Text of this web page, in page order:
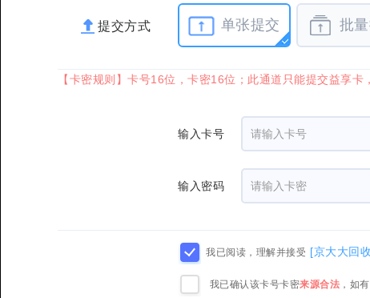
提交方式 单张提交 批
【卡密规则】卡号16位，卡密16位；此通道只能提交益享
输入卡号
输入密码
我已阅读，理解并接受 [京大大回
我已确认该卡号卡密来源合法 ，如